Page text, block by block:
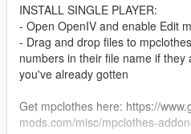
INSTALL SINGLE PLAYER:
- Open OpenIV and enable Edit
- Drag and drop files to
numbers in their file name if
you've already gotten
Get mpclothes here: https://
mods.com/misc/mpclothes-